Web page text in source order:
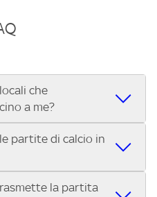
che
a me?
o locale vicino a te per
la Serie C Sky Wifi, la
Europa League, la UEFA
Formula 1®, la MotoGP™ e
partite di calcio in
mostrano le partite
la partita